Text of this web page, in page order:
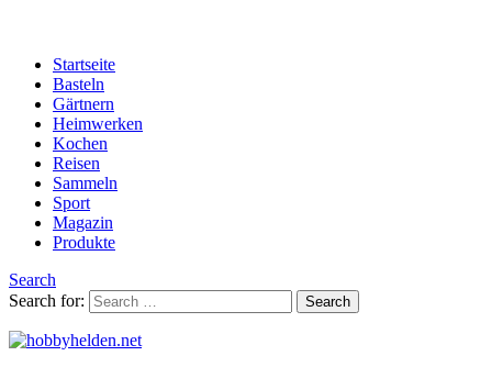
Startseite
Basteln
Gärtnern
Heimwerken
Kochen
Reisen
Sammeln
Sport
Magazin
Produkte
Search
Search for:
Search